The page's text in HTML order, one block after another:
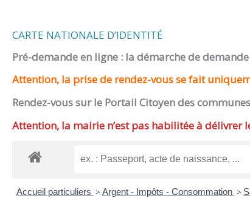
CARTE NATIONALE D’IDENTITÉ
Pré-demande en ligne : la démarche de
Attention, la prise de rendez-vous se fait
Rendez-vous sur le Portail Citoyen des
Attention, la mairie n’est pas habilitée à délivrer
Accueil particuliers > Argent - Impôts - Consommation >